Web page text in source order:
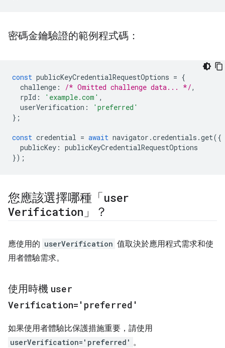
密碼金鑰驗證的範例程式碼：
const publicKeyCredentialRequestOptions = {
challenge : /* Omitted challenge data... */,
rpId : 'example.com' ,
userVerification :
'preferred'
};
const credential = await navigator .credentials .get({
publicKey : publicKeyCredentialRequestOptions
});
您應該選擇哪種「user
Verification 」？
應使用的 userVerification 值取決於應用程式需求和使
用者體驗需求。
使用時機 user
Verification='preferred'
如果使用者體驗比保護措施重要，請使用
userVerification='preferred' 。